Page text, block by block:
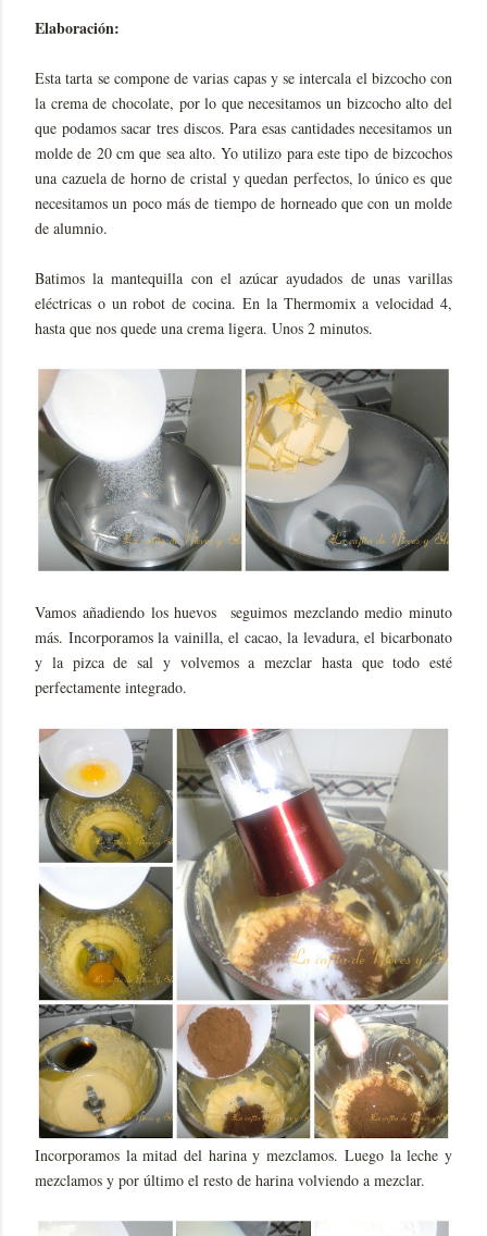
Elaboración:
Esta tarta se compone de varias capas y se intercala el bizcocho con
la crema de chocolate, por lo que necesitamos un bizcocho alto del
que podamos sacar tres discos. Para esas cantidades necesitamos un
molde de 20 cm que sea alto. Yo utilizo para este tipo de bizcochos
una cazuela de horno de cristal y quedan perfectos, lo único es que
necesitamos un poco más de tiempo de horneado que con un molde
de alumnio.
Batimos la mantequilla con el azúcar ayudados de unas varillas
eléctricas o un robot de cocina. En la Thermomix a velocidad 4,
hasta que nos quede una crema ligera. Unos 2 minutos.
Vamos añadiendo los huevos seguimos mezclando medio minuto
más. Incorporamos la vainilla, el cacao, la levadura, el bicarbonato
y la pizca de sal y volvemos a mezclar hasta que todo esté
perfectamente integrado.
Incorporamos la mitad del harina y mezclamos. Luego la leche y
mezclamos y por último el resto de harina volviendo a mezclar.